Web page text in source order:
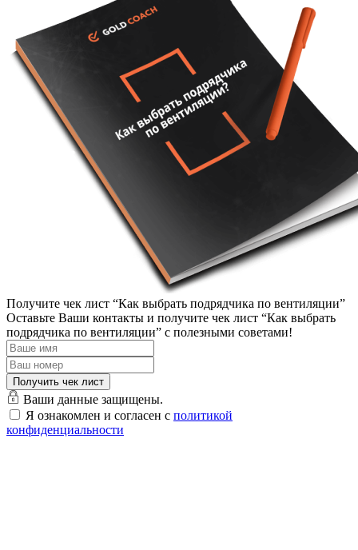
Получите чек лист “Как выбрать подрядчика по вентиляции”
Оставьте Ваши контакты и получите чек лист “Как выбрать
подрядчика по вентиляции” с полезными советами!
Ваши данные защищены.
Я ознакомлен и согласен с политикой
конфиденциальности